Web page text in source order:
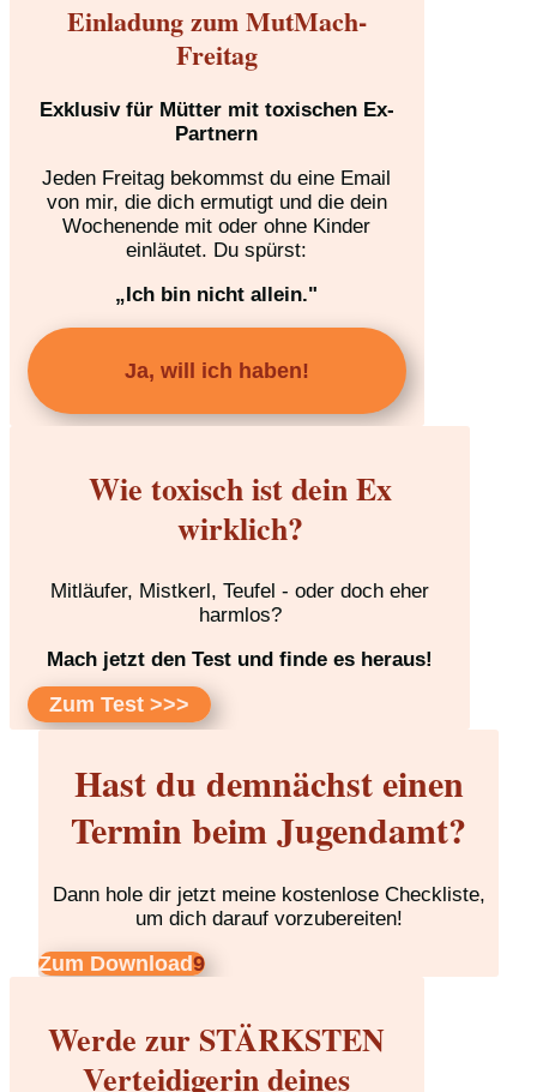
Einladung zum MutMach-
Freitag
Exklusiv für Mütter mit toxischen Ex-
Partnern
Jeden Freitag bekommst du eine Email
von mir, die dich ermutigt und die dein
Wochenende mit oder ohne Kinder
einläutet. Du spürst:
„Ich bin nicht allein."
Ja, will ich haben!
Wie toxisch ist dein Ex
wirklich?
Mitläufer, Mistkerl, Teufel - oder doch eher
harmlos?
Mach jetzt den Test und finde es heraus!
Zum Test >>>
Hast du demnächst einen
Termin beim Jugendamt?
Dann hole dir jetzt meine kostenlose Checkliste,
um dich darauf vorzubereiten!
Zum Download
Werde zur STÄRKSTEN
Verteidigerin deines